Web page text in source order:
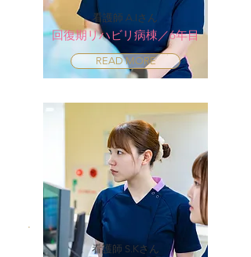
看護師 A.Iさん
回復期リハビリ病棟／6年目
READ MORE
看護師 S.Kさん